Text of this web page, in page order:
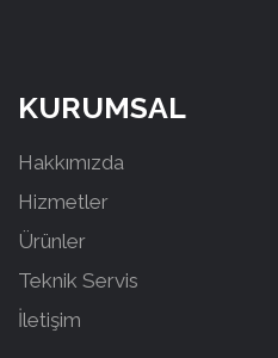
KURUMSAL
Hakkımızda
Hizmetler
Ürünler
Teknik Servis
İletişim